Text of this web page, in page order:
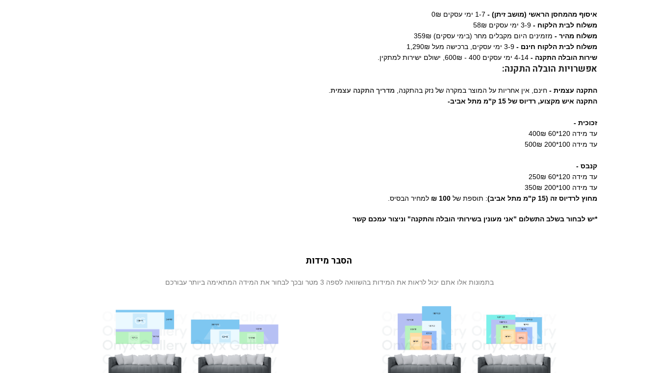
איסוף מהמחסן הראשי (מושב זיתן) -
משלוח לבית הלקוח - 3-9 ימי עסקים 58₪
משלוח מהיר - מזמינים היום מקבלים מחר (בימי עסקים) 359₪
משלוח לבית הלקוח חינם - 3-9 ימי עסקים, ברכישה מעל 1,290₪
שירות הובלה התקנה -
אפשרויות הובלה התקנה:
התקנה עצמית - חינם, אין אחריות על המוצר במקרה של נזק בהתקנה, מדריך התקנה עצמית
התקנה איש מקצוע, רדיוס של 15 ק"מ מתל אביב-
זכוכית -
עד מידה 120*60 400₪
עד מידה 100*200 500₪
קנבס -
עד מידה 120*60 250₪
עד מידה 100*200 350₪
מחוץ לרדיוס זה (15 ק"מ מתל אביב)
: תוספת של 100 ₪ למחיר הבסיס.
*יש לבחור בשלב התשלום "אני מעונין בשירותי הובלה והתקנה" וניצור עמכם קשר
הסבר מידות
בתמונות אלו אתם יכול לראות את המידות בהשוואה לספה 3 מטר ובכך לבחור את המידה המתאימה ביותר עבורכם